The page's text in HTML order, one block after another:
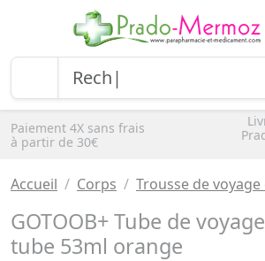
Paiement 4X sans frais
à partir de 30€
Accueil Corps Trousse de
GOTOOB+ Tube de
tube 53ml orange